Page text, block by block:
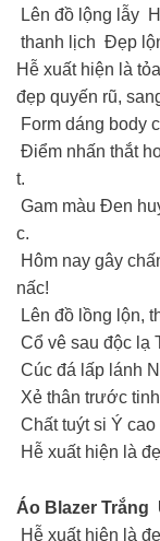
Lên đồ lộng lẫy
thanh lịch Đẹp
Hễ xuất hiện là
đẹp quyến rũ,
Form dáng body
Điểm nhấn thắt
t.
Gam màu Đen
c.
Hôm nay gây
nấc!
Lên đồ lồng lộn,
Cổ vê sau độc lạ
Cúc đá lấp lánh
Xẻ thân trước
Chất tuýt si Ý
Hễ xuất hiện là
Áo Blazer Trắng
Hễ xuất hiện là